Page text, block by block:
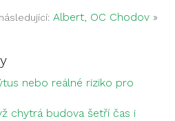
následující: Albert, OC Chodov »
nebo reálné riziko pro
chytrá budova šetří čas i